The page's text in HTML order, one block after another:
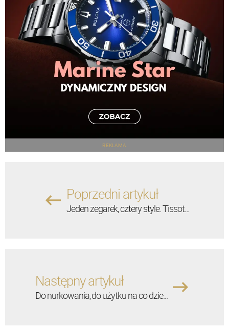
REKLAMA
Poprzedni artykuł
Jeden zegarek, cztery style. Tissot...
Następny artykuł
Do nurkowania, do użytku na co dzie...